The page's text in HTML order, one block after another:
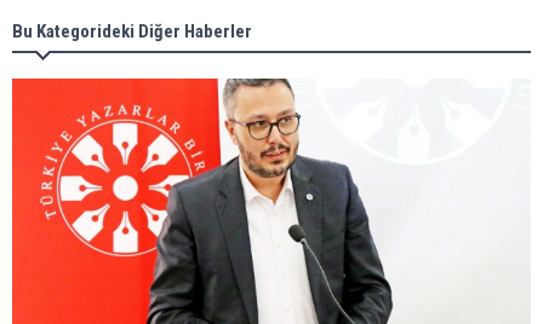
Bu Kategorideki Diğer Haberler